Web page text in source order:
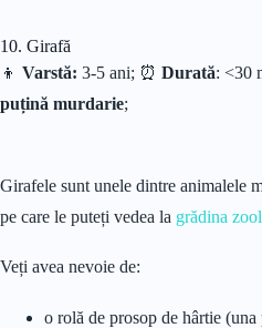
10. Girafă
👦 Varstă: 3-5 ani; ⏰ Durată: <30
puțină murdarie;
Girafele sunt unele dintre animalele
pe care le puteți vedea la grădina
Veți avea nevoie de:
o rolă de prosop de hârtie